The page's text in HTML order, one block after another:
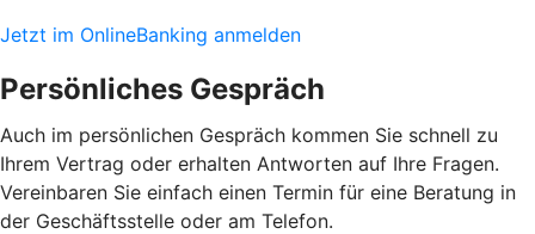
Jetzt im OnlineBanking anmelden
Persönliches Gespräch
Auch im persönlichen Gespräch kommen Sie schnell zu
Ihrem Vertrag oder erhalten Antworten auf Ihre Fragen.
Vereinbaren Sie einfach einen Termin für eine Beratung in
der Geschäftsstelle oder am Telefon.